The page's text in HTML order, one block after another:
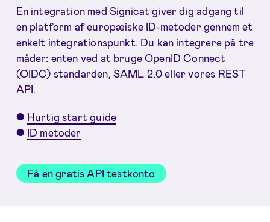
En integration med Signicat giver dig adgang til
en platform af europæiske ID-metoder gennem et
enkelt integrationspunkt. Du kan integrere på tre
måder: enten ved at bruge OpenID Connect
(OIDC) standarden, SAML 2.0 eller vores REST
API.
● Hurtig start guide
● ID metoder
Få en gratis API testkonto